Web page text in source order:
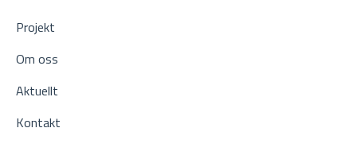
Projekt
Om oss
Aktuellt
Kontakt